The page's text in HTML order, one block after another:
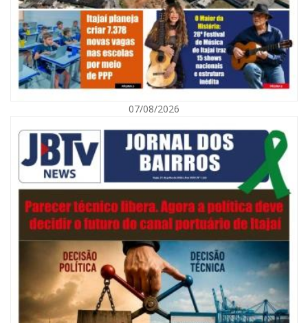
Município de Itajaí entrega títulos de propriedade a famílias da Itaipava
pelo Programa Lar Legal
CULTURA
07/08/2026